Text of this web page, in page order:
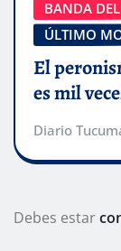
BANDA
ÚLTIMO
El
es mil
Diario
Debes estar